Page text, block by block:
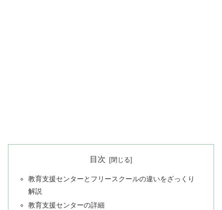
目次
教育支援センターとフリースクールの違いをざっくり
解説
教育支援センターの詳細